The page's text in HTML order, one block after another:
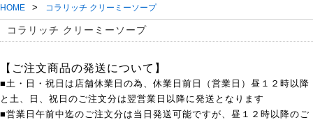
HOME > コラリッチ クリーミーソープ
コラリッチ クリーミーソープ
【ご注文商品の発送について】
■土・日・祝日は店舗休業日の為、休業日前日（営業日）昼１２時以降
と土、日、祝日のご注文分は翌営業日以降に発送となります
■営業日午前中迄のご注文分は当日発送可能ですが、昼１２時以降のご